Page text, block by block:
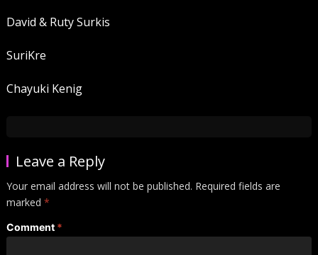
David & Ruty Surkis
SuriKre
Chayuki Kenig
Leave a Reply
Your email address will not be published. Required fields are
marked *
Comment *